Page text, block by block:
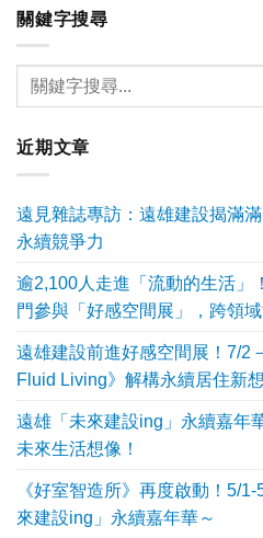
關鍵字搜尋
近期文章
遠見雜誌專訪：遠雄建設揭滿
永續競爭力
逾2,100人走進「流動的生活」
門參與「好感空間展」，跨領
遠雄建設前進好感空間展！7/2
Fluid Living》解構永續居住新
遠雄「未來建設ing」永續嘉年
未來生活想像！
《好室智造所》再度啟動！5/
來建設ing」永續嘉年華～